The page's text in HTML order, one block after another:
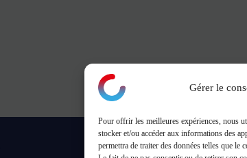
Gérer le
Pour offrir les meilleures expériences, nous
stocker et/ou accéder aux informations des
permettra de traiter des données telles que